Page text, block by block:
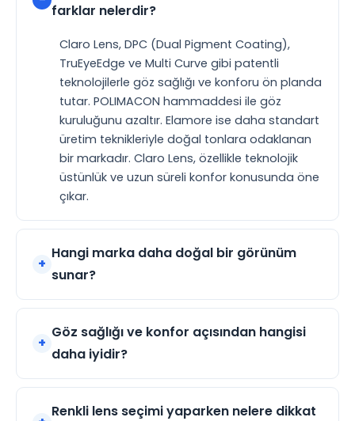
farklar nelerdir?
Claro Lens, DPC (Dual Pigment Coating),
TruEyeEdge ve Multi Curve gibi patentli
teknolojilerle göz sağlığı ve konforu ön planda
tutar. POLIMACON hammaddesi ile göz
kuruluğunu azaltır. Elamore ise daha standart
üretim teknikleriyle doğal tonlara odaklanan
bir markadır. Claro Lens, özellikle teknolojik
üstünlük ve uzun süreli konfor konusunda öne
çıkar.
Hangi marka daha doğal bir görünüm
sunar?
Göz sağlığı ve konfor açısından hangisi
daha iyidir?
Renkli lens seçimi yaparken nelere dikkat